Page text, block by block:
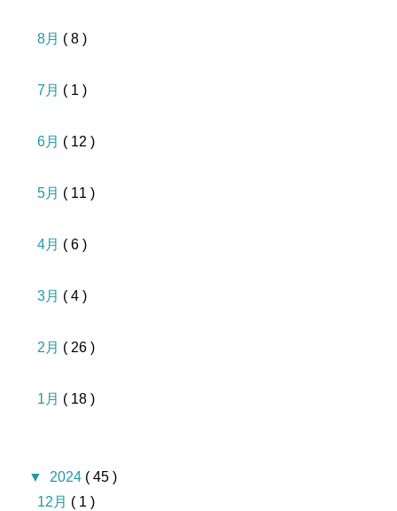
8月 ( 8 )
7月 ( 1 )
6月 ( 12 )
5月 ( 11 )
4月 ( 6 )
3月 ( 4 )
2月 ( 26 )
1月 ( 18 )
▼ 2024 ( 45 )
12月 ( 1 )